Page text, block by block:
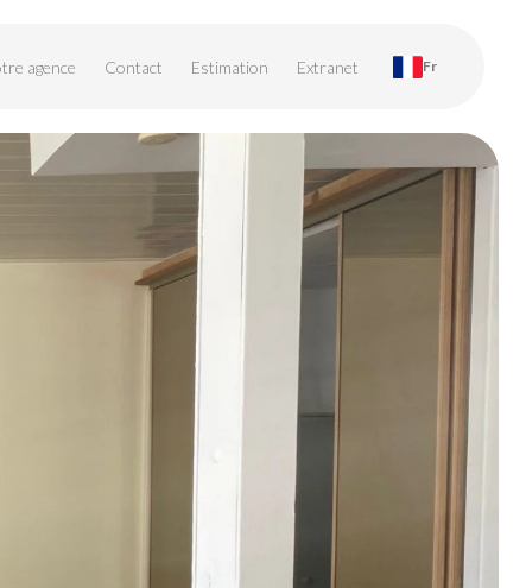
agence Contact Estimation Extranet Fr